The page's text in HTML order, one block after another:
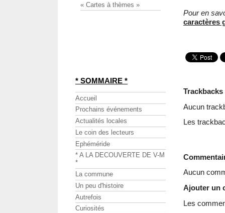
Pour en
caractères
Trackbacks
Aucun
Les
Aucun
Ajouter un
Les
« Cartes à thèmes »
* SOMMAIRE *
Accueil
Prochains événements
Actualités locales
Le coin des lecteurs
Ephéméride
* A LA DECOUVERTE DE V-M
*
La commune
Un peu d'histoire
Autrefois
Curiosités